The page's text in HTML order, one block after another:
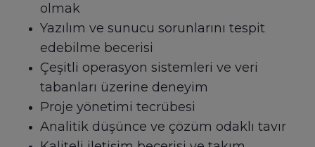
olmak
Yazılım ve sunucu sorunlarını tespit
edebilme becerisi
Çeşitli operasyon sistemleri ve veri
tabanları üzerine deneyim
Proje yönetimi tecrübesi
Analitik düşünce ve çözüm odaklı tavır